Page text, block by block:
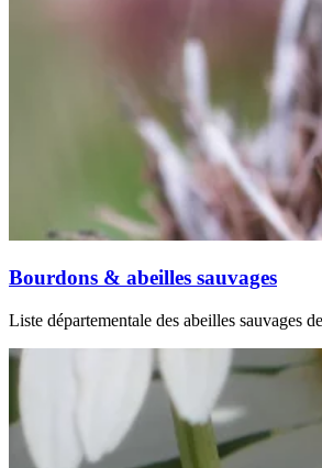
Bourdons & abeilles sauvages
Liste départementale des abeilles sauvages